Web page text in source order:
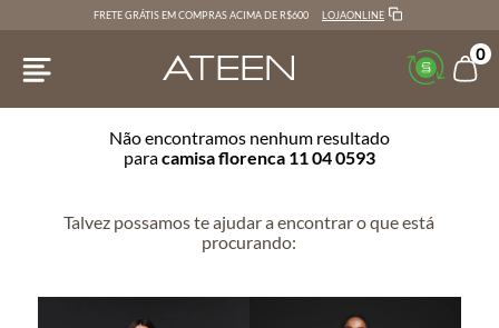
FRETE GRÁTIS EM COMPRAS ACIMA DE R$600 LOJAONLINE
0
Não encontramos nenhum resultado
paracamisa florenca 11 04 0593
Talvez possamos te ajudar a encontrar o que está
procurando: